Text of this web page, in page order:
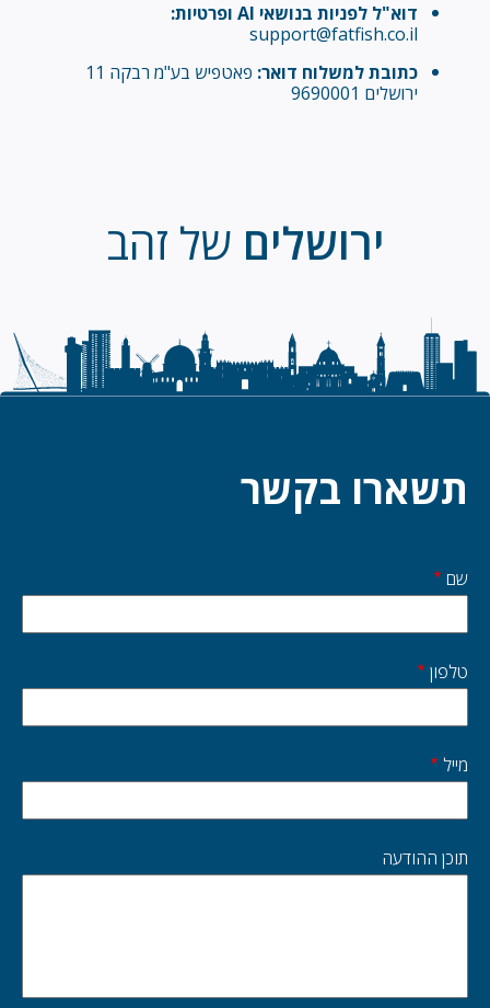
דוא"ל לפניות בנושאי AI ופרטיות:
support@fatfish.co.il
כתובת למשלוח דואר:
פאטפיש בע"מ רבקה 11
ירושלים 9690001
ירושלים של זהב
תשארו בקשר
Start
side
שם
טלפון
מייל
תוכן ההודעה